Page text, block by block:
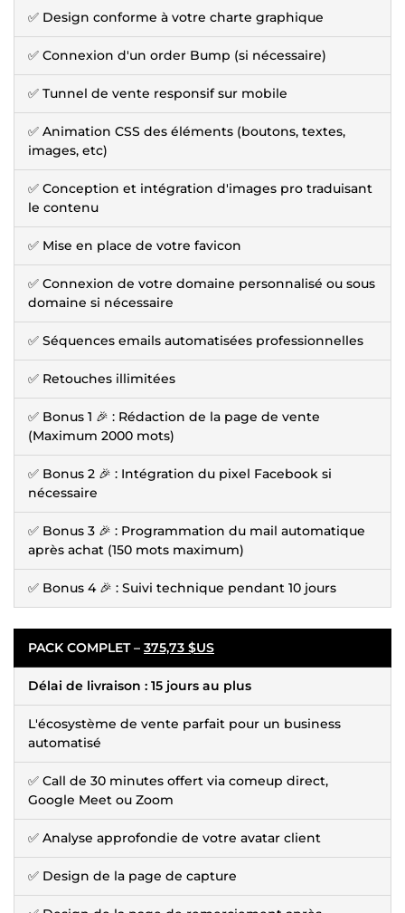
✅ Design conforme à votre charte graphique
✅ Connexion d'un order Bump (si nécessaire)
✅ Tunnel de vente responsif sur mobile
✅ Animation CSS des éléments (boutons, textes,
images, etc)
✅ Conception et intégration d'images pro traduisant
le contenu
✅ Mise en place de votre favicon
✅ Connexion de votre domaine personnalisé ou sous
domaine si nécessaire
✅ Séquences emails automatisées professionnelles
✅ Retouches illimitées
✅ Bonus 1 🎉 : Rédaction de la page de vente
(Maximum 2000 mots)
✅ Bonus 2 🎉 : Intégration du pixel Facebook si
nécessaire
✅ Bonus 3 🎉 : Programmation du mail automatique
après achat (150 mots maximum)
✅ Bonus 4 🎉 : Suivi technique pendant 10 jours
PACK COMPLET – 375,73 $US
Délai de livraison : 15 jours au plus
L'écosystème de vente parfait pour un business
automatisé
✅ Call de 30 minutes offert via comeup direct,
Google Meet ou Zoom
✅ Analyse approfondie de votre avatar client
✅ Design de la page de capture